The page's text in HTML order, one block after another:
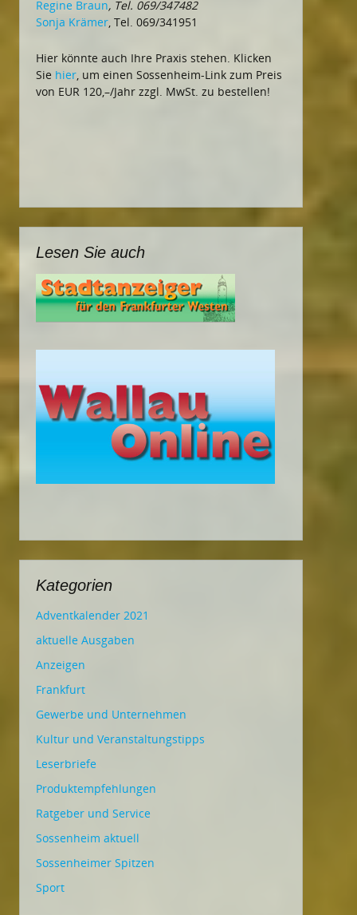
Regine Braun, Tel. 069/347482
Sonja Krämer , Tel. 069/341951
Hier könnte auch Ihre Praxis stehen. Klicken
Sie hier , um einen Sossenheim-Link zum Preis
von EUR 120,–/Jahr zzgl. MwSt. zu bestellen!
Lesen Sie auch
Kategorien
Adventkalender 2021
aktuelle Ausgaben
Anzeigen
Frankfurt
Gewerbe und Unternehmen
Kultur und Veranstaltungstipps
Leserbriefe
Produktempfehlungen
Ratgeber und Service
Sossenheim aktuell
Sossenheimer Spitzen
Sport